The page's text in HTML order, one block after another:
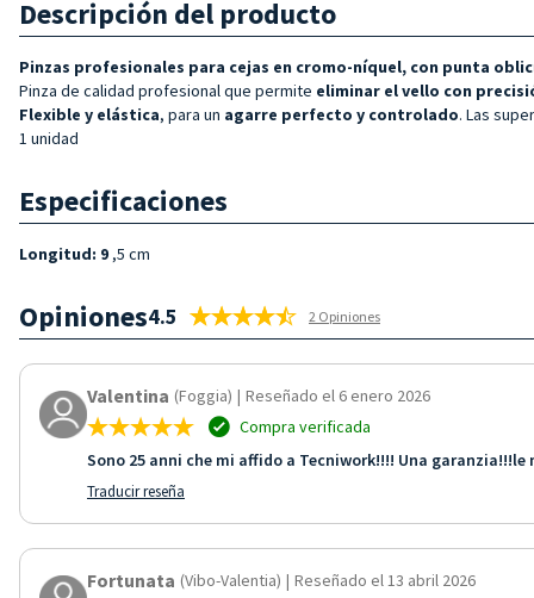
Descripción del producto
Pinzas profesionales para cejas en cromo-níquel, con punta
Pinza de calidad profesional que permite eliminar el vello con
Flexible y elástica, para un agarre perfecto y controlado. Las
1 unidad
Especificaciones
Longitud: 9 ,5 cm
Opiniones4.5 2 Opiniones
Valentina (Foggia) | Reseñado el 6 enero 2026
Compra verificada
Sono 25 anni che mi affido a Tecniwork!!!! Una
Traducir reseña
Fortunata (Vibo-Valentia) | Reseñado el 13 abril 2026